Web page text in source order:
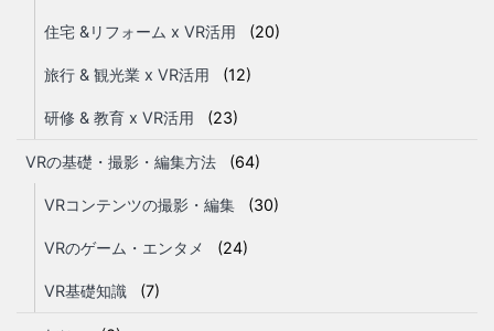
住宅 &リフォーム x VR活用 (20)
旅行 & 観光業 x VR活用 (12)
研修 & 教育 x VR活用 (23)
VRの基礎・撮影・編集方法 (64)
VRコンテンツの撮影・編集 (30)
VRのゲーム・エンタメ (24)
VR基礎知識 (7)